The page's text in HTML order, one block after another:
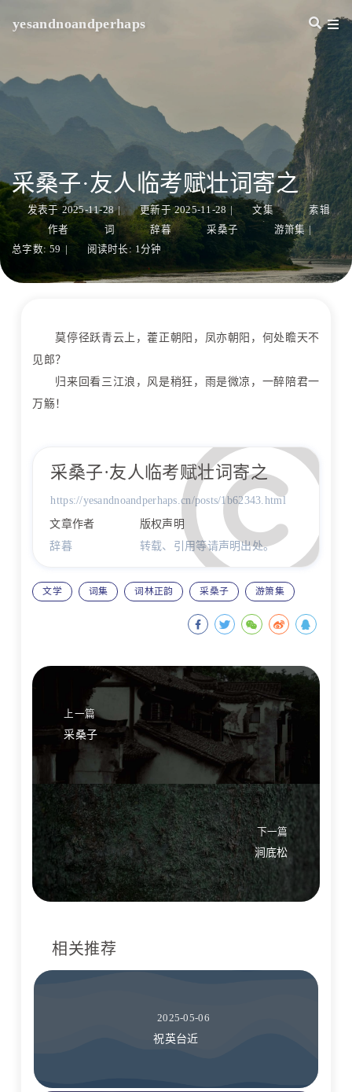
yesandnoandperhaps
采桑子·友人临考赋壮词寄之
发表于 2025-11-28 | 更新于 2025-11-28 文集
素辑
作者
词 辞暮 采桑子 游箫集 |
总字数: 59 阅读时长: 1分钟
莫停径跃青云上，藿正朝阳，凤亦朝阳，何处瞻天不
见郎？
归来回看三江浪，风是稍狂，雨是微凉，一醉陪君一
万觞！
采桑子·友人临考赋壮词寄之
https://yesandnoandperhaps.cn/posts/1b62343.html
文章作者
辞暮
版权声明
转载、引用等请声明出处。
文学 词集 词林正韵 采桑子 游箫集
上一篇
采桑子
下一篇
涧底松
相关推荐
2025-05-06
祝英台近